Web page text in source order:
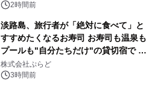
2時間前
淡路島、旅行者が「絶対に食べて」と
すすめたくなるお寿司 お寿司も温泉も
プールも"自分たちだけ"の貸切宿で 1
日1組限定「岩屋温泉 絵島別庭 海と
森」の握り寿司プラン
株式会社ぷらど
3時間前